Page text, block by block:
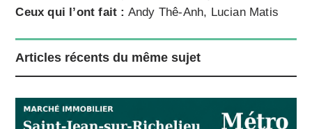
Ceux qui l’ont fait : Andy Thê-Anh, Lucian Matis
Articles récents du même sujet